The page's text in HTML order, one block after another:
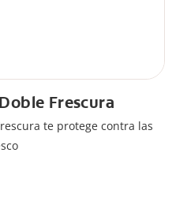
Frescura
te protege contra las